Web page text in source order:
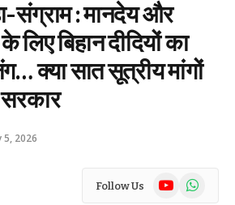
संग्राम : मानदेय और
लिए बिहान दीदियों का
क्या सात सूत्रीय मांगों
5, 2026
Follow Us YouTubeWhatsApp